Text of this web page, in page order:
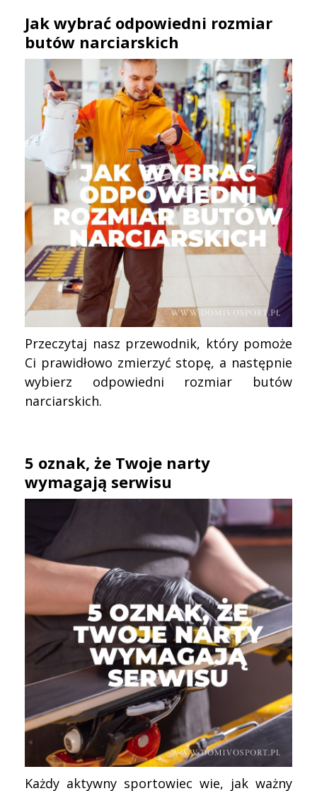
Jak wybrać odpowiedni rozmiar
butów narciarskich
Przeczytaj nasz przewodnik, który pomoże
Ci prawidłowo zmierzyć stopę, a następnie
wybierz odpowiedni rozmiar butów
narciarskich.
5 oznak, że Twoje narty
wymagają serwisu
Każdy aktywny sportowiec wie, jak ważny